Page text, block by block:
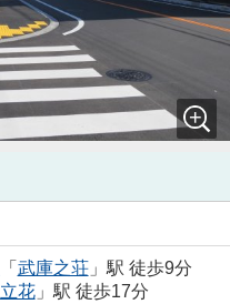
「 武庫之荘」駅 徒歩9分
立花」駅 徒歩17分